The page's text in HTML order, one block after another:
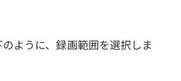
ように、録画範囲を選択しま